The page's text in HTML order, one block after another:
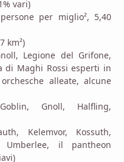
vari)
per miglio², 5,40
km²)
Legione del Grifone,
di Maghi Rossi esperti in
alleate, alcune
Gnoll, Halfling,
Kelemvor, Kossuth,
Umberlee, il pantheon